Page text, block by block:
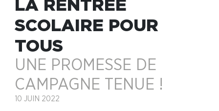
LA RENTRÉE
SCOLAIRE POUR
TOUS
UNE PROMESSE DE
CAMPAGNE TENUE !
10 JUIN 2022